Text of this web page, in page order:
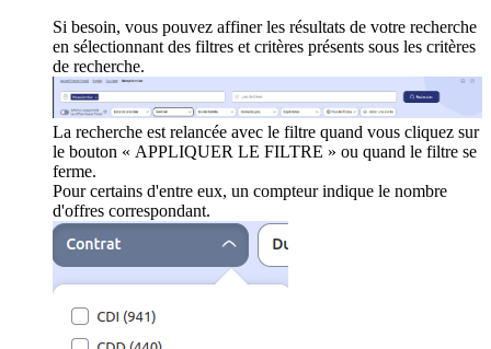
Si besoin, vous pouvez affiner les résultats de votre recherche
en sélectionnant des filtres et critères présents sous les critères
de recherche.
La recherche est relancée avec le filtre quand vous cliquez sur
le bouton « APPLIQUER LE FILTRE » ou quand le filtre se
ferme.
Pour certains d'entre eux, un compteur indique le nombre
d'offres correspondant.